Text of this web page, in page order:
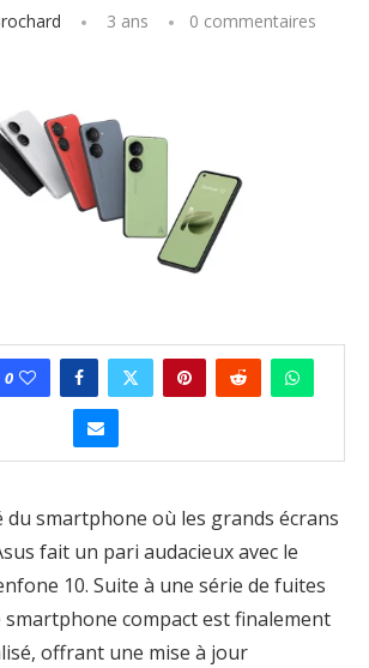
3 ans 0 commentaires
0
du smartphone où les grands écrans
fait un pari audacieux avec le
10. Suite à une série de fuites
smartphone compact est finalement
offrant une mise à jour